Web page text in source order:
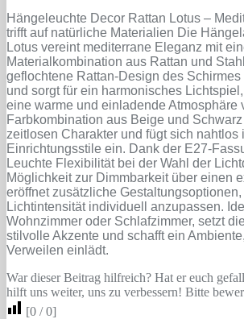
Hängeleuchte Decor Rattan Lotus –
trifft auf natürliche Materialien Die
Lotus vereint mediterrane Eleganz mit
Materialkombination aus Rattan und
geflochtene Rattan-Design des
und sorgt für ein harmonisches
eine warme und einladende Atmosphäre
Farbkombination aus Beige und
zeitlosen Charakter und fügt sich nahtlos
Einrichtungsstile ein. Dank der E27-
Leuchte Flexibilität bei der Wahl der
Möglichkeit zur Dimmbarkeit über einen
eröffnet zusätzliche
Lichtintensität individuell anzupassen.
Wohnzimmer oder Schlafzimmer, setzt
stilvolle Akzente und schafft ein
Verweilen einlädt.
War dieser Beitrag hilfreich? Hat er euch
hilft uns weiter, uns zu verbessern! Bitte
[0 /0]